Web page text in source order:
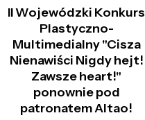
II Wojewódzki Konkurs
Plastyczno-
Multimedialny "Cisza
Nienawiści Nigdy hejt!
Zawsze heart!"
ponownie pod
patronatem Altao!